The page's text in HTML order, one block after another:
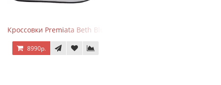
Кроссовки Premiata Beth Blue White
8990р.